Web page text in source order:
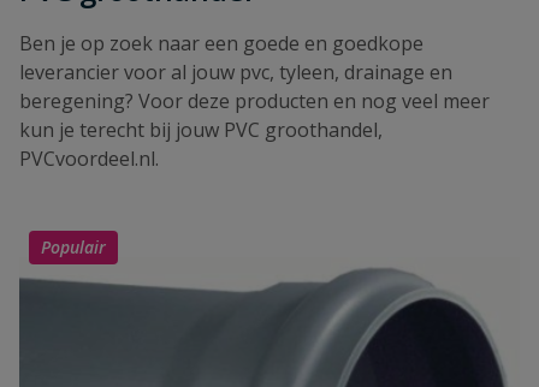
Ben je op zoek naar een goede en goedkope
leverancier voor al jouw pvc, tyleen, drainage en
beregening? Voor deze producten en nog veel meer
kun je terecht bij jouw PVC groothandel,
PVCvoordeel.nl.
Populair